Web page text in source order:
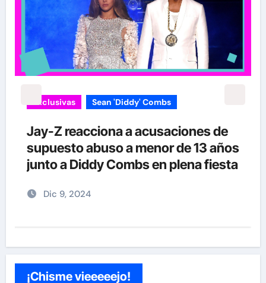
Exclusivas Sean 'Diddy' Combs
Jay-Z reacciona a acusaciones de
supuesto abuso a menor de 13 años
junto a Diddy Combs en plena fiesta
Dic 9, 2024
¡Chisme vieeeeejo!